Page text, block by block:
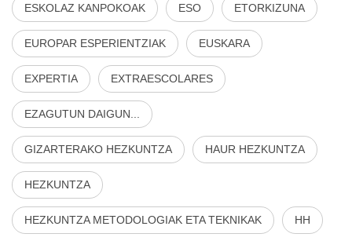
ESKOLAZ KANPOKOAK ESO ETORKIZUNA
EUROPAR ESPERIENTZIAK EUSKARA
EXPERTIA EXTRAESCOLARES
EZAGUTUN DAIGUN...
GIZARTERAKO HEZKUNTZA HAUR HEZKUNTZA
HEZKUNTZA
HEZKUNTZA METODOLOGIAK ETA TEKNIKAK HH